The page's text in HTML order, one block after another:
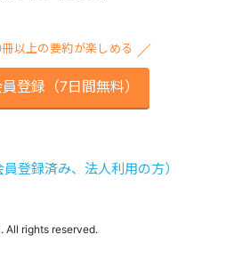
以上の要約が楽しめる
登録（7日間無料）
登録済み、法人利用の方）